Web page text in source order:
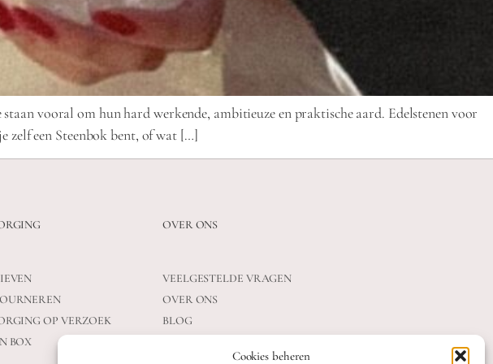
Cookies beheren
vooral om hun hard werkende, ambitieuze en praktische aard. Edelstenen voor
zelf een Steenbok bent, of wat […]
OP VERZOEK
BOX
OVER ONS
VEELGESTELDE VRAGEN
OVER ONS
BLOG